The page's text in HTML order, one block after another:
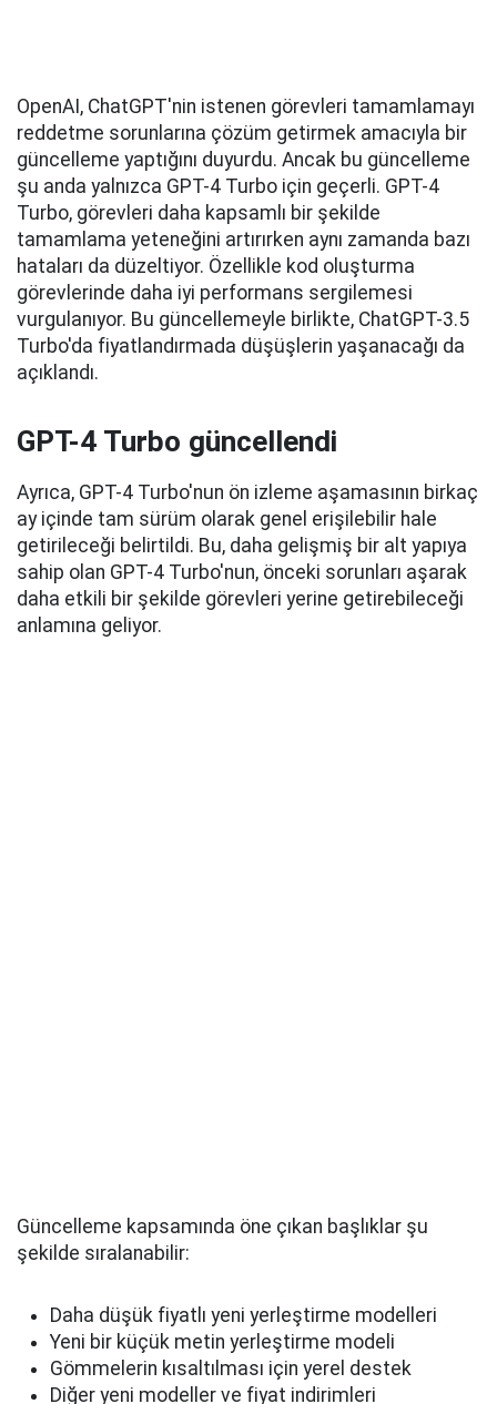
OpenAI, ChatGPT'nin istenen görevleri tamamlamayı
reddetme sorunlarına çözüm getirmek amacıyla bir
güncelleme yaptığını duyurdu. Ancak bu güncelleme
şu anda yalnızca GPT-4 Turbo için geçerli. GPT-4
Turbo, görevleri daha kapsamlı bir şekilde
tamamlama yeteneğini artırırken aynı zamanda bazı
hataları da düzeltiyor. Özellikle kod oluşturma
görevlerinde daha iyi performans sergilemesi
vurgulanıyor. Bu güncellemeyle birlikte, ChatGPT-3.5
Turbo'da fiyatlandırmada düşüşlerin yaşanacağı da
açıklandı.
GPT-4 Turbo güncellendi
Ayrıca, GPT-4 Turbo'nun ön izleme aşamasının birkaç
ay içinde tam sürüm olarak genel erişilebilir hale
getirileceği belirtildi. Bu, daha gelişmiş bir alt yapıya
sahip olan GPT-4 Turbo'nun, önceki sorunları aşarak
daha etkili bir şekilde görevleri yerine getirebileceği
anlamına geliyor.
Güncelleme kapsamında öne çıkan başlıklar şu
şekilde sıralanabilir:
Daha düşük fiyatlı yeni yerleştirme modelleri
Yeni bir küçük metin yerleştirme modeli
Gömmelerin kısaltılması için yerel destek
Diğer yeni modeller ve fiyat indirimleri